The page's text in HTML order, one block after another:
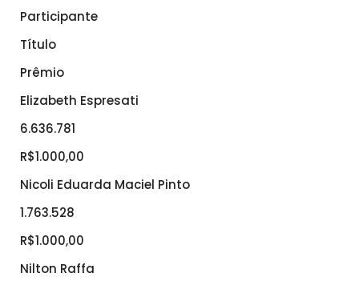
Participante
Título
Prêmio
Elizabeth Espresati
6.636.781
R$1.000,00
Nicoli Eduarda Maciel Pinto
1.763.528
R$1.000,00
Nilton Raffa